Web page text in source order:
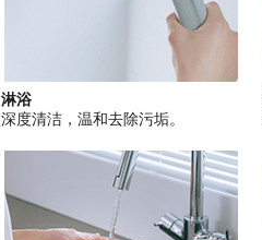
淋浴
深度清洁，温和去除污垢。